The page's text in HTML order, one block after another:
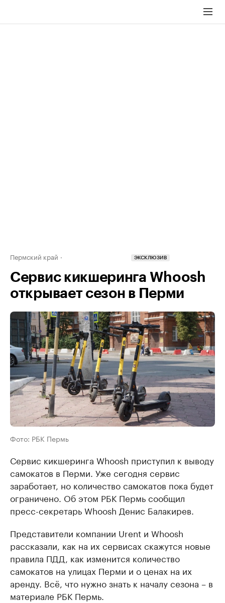
Пермский край ЭКСКЛЮЗИВ
Сервис кикшеринга Whoosh
открывает сезон в Перми
Фото: РБК Пермь
Сервис кикшеринга Whoosh приступил к выводу
самокатов в Перми. Уже сегодня сервис
заработает, но количество самокатов пока будет
ограничено. Об этом РБК Пермь сообщил
пресс-секретарь Whoosh Денис Балакирев.
Представители компании Urent и Whoosh
рассказали, как на их сервисах скажутся новые
правила ПДД, как изменится количество
самокатов на улицах Перми и о ценах на их
аренду. Всё, что нужно знать к началу сезона – в
материале РБК Пермь.